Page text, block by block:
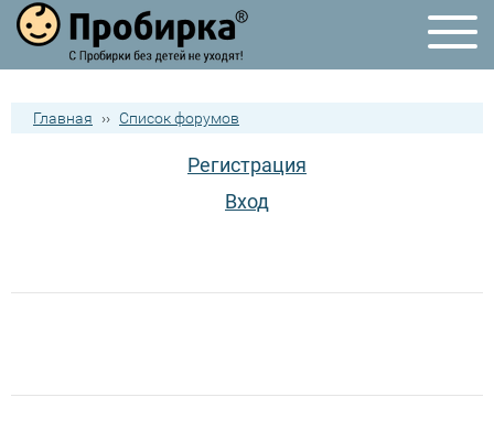
Главная ›› Список форумов
Регистрация
Вход